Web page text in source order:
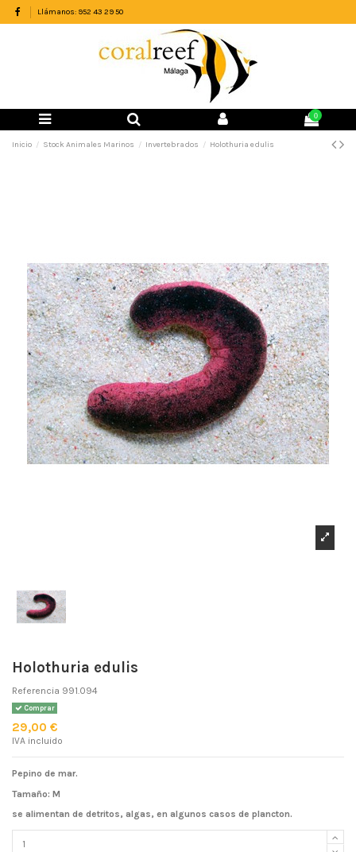
Llámanos: 952 43 29 50
0
Inicio Stock Animales Marinos Invertebrados Holothuria edulis
Holothuria edulis
Referencia 991.094
Comprar
29,00 €
IVA incluido
Pepino de mar.
Tamaño: M
se alimentan de detritos, algas, en algunos casos de plancton.